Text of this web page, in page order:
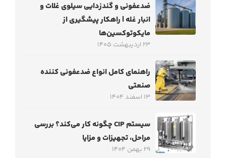
ضدعفونی و گندزدایی سیلوی غلات و
انبار غله | راهکار پیشگیری از
مایکوتوکسین‌ها
23 اردیبهشت 1405
راهنمای کامل انواع ضدعفونی کننده
صنعتی
13 اسفند 1404
سیستم CIP چگونه کار می‌کند؟ بررسی
مراحل، تجهیزات و مزایا
29 بهمن 1404